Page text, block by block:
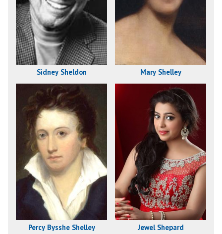
Sidney Sheldon Mary Shelley
Percy Bysshe Shelley Jewel Shepard